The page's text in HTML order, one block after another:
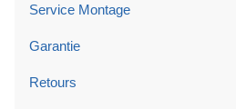
Service Montage
Garantie
Retours